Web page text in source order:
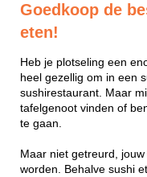
Goedkoop de
eten!
Heb je plotseling een
heel gezellig om in een
sushirestaurant. Maar
tafelgenoot vinden of
te gaan.
Maar niet getreurd,
worden. Behalve sushi